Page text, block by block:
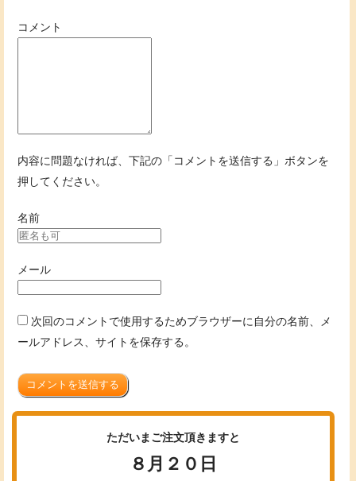
コメント
内容に問題なければ、下記の「コメントを送信する」ボタンを
押してください。
名前
メール
次回のコメントで使用するためブラウザーに自分の名前、メ
ールアドレス、サイトを保存する。
コメントを送信する
ただいまご注文頂きますと
８月２０日